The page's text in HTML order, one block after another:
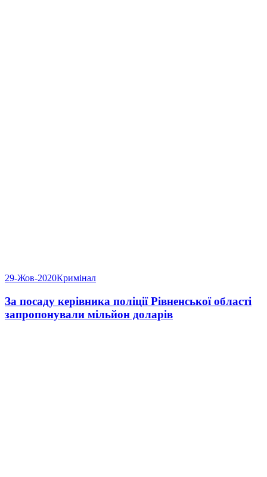
29-Жов-2020Кримінал
За посаду керівника поліції Рівненської області
запропонували мільйон доларів